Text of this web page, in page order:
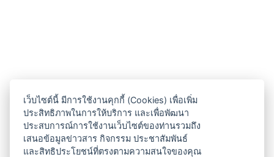
เว็บไซต์นี้ มีการใช้งานคุกกี้ (Cookies) เพื่อเพิ่ม
ประสิทธิภาพในการให้บริการ และเพื่อพัฒนา
ประสบการณ์การใช้งานเว็บไซต์ของท่านรวมถึง
เสนอข้อมูลข่าวสาร กิจกรรม ประชาสัมพันธ์
และสิทธิประโยชน์ที่ตรงตามความสนใจของคุณ